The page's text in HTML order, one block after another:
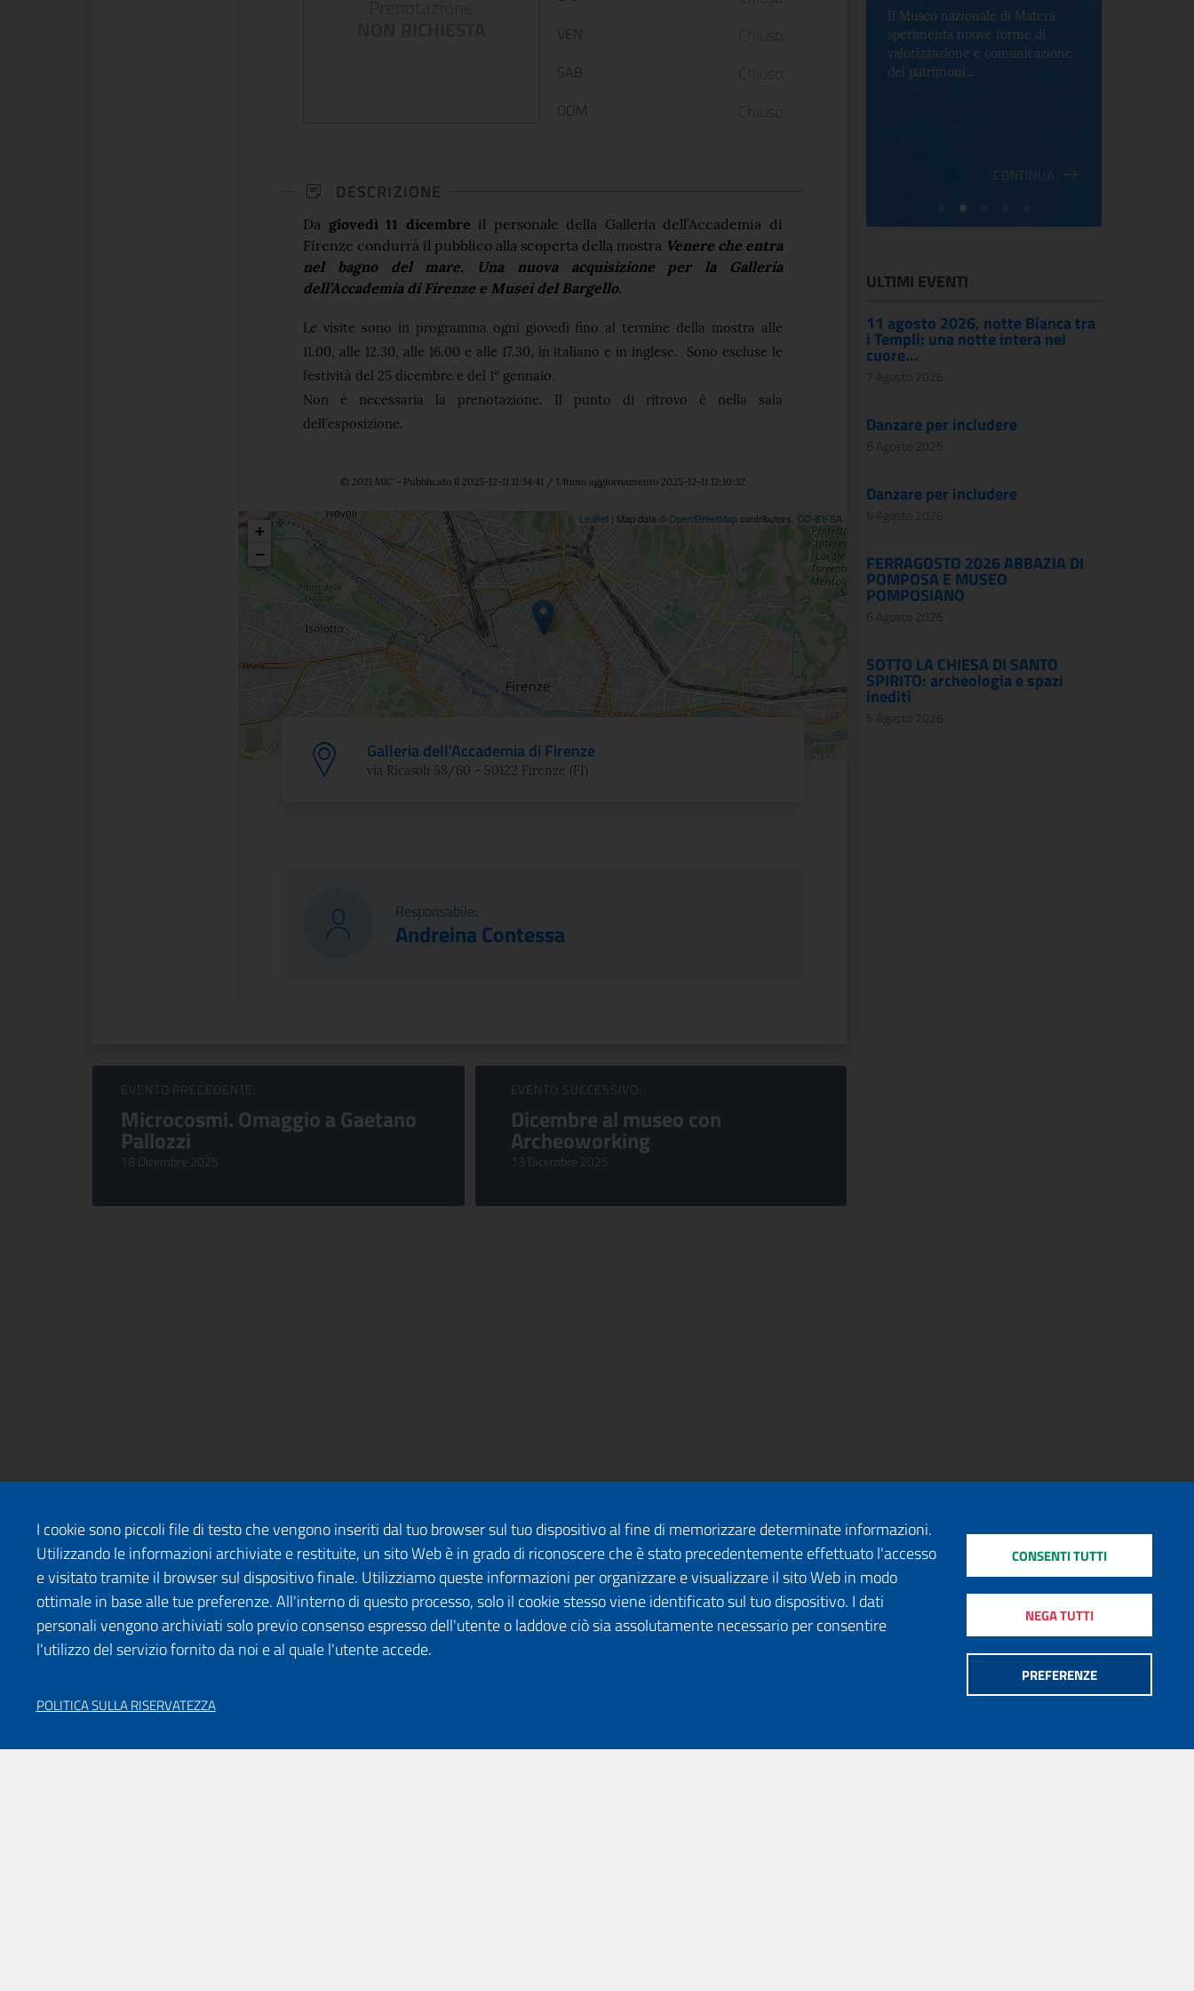
VEN
SAB
DOM
DESCRIZIONE
Da giovedì 11 dicembre il personale della Galleria dell’Accademia di
Firenze condurrà il pubblico alla scoperta della mostra Venere che entra
nel bagno del mare. Una nuova acquisizione per la Galleria
dell’Accademia di Firenze e Musei del Bargello.
Le visite sono in programma ogni giovedì fino al termine della mostra alle
11.00, alle 12.30, alle 16.00 e alle 17.30, in italiano e in inglese. Sono escluse le
festività del 25 dicembre e del 1° gennaio.
Non è necessaria la prenotazione. Il punto di ritrovo è nella sala
dell’esposizione.
© 2021 MiC - Pubblicato il 2025-12-11 11:34:41 / Ultimo aggiornamento 2025-12-11 12:10:32
Posizione
+
−
Leaflet | Map data © OpenStreetMapcontributors, CC-BY-SA
Galleria dell'Accademia di Firenze
via Ricasoli 58/60 - 50122 Firenze (FI)
Responsabile:
Andreina Contessa
Sfoglia Eventi
EVENTO PRECEDENTE:
Microcosmi. Omaggio a Gaetano
Pallozzi
18 Dicembre 2025
EVENTO SUCCESSIVO:
Dicembre al museo con
Archeoworking
13 Dicembre 2025
Le Scuderie del Quirinale
1937-1947. Capolavori salvati dalla
Il Museo nazionale di Matera
sperimenta nuove forme di
valorizzazione e comunicazione
del patrimoni...
CONTINUA
ULTIMI EVENTI
11 agosto 2026, notte Bianca tra
i Templi: una notte intera nel
cuore...
7 Agosto 2026
Danzare per includere
6 Agosto 2026
Danzare per includere
6 Agosto 2026
FERRAGOSTO 2026 ABBAZIA DI
POMPOSA E MUSEO
POMPOSIANO
6 Agosto 2026
SOTTO LA CHIESA DI SANTO
SPIRITO: archeologia e spazi
inediti
6 Agosto 2026
I cookie sono piccoli file di testo che vengono inseriti dal tuo browser sul tuo dispositivo al fine di memorizzare determinate informazioni.
Utilizzando le informazioni archiviate e restituite, un sito Web è in grado di riconoscere che è stato precedentemente effettuato l'accesso
e visitato tramite il browser sul dispositivo finale. Utilizziamo queste informazioni per organizzare e visualizzare il sito Web in modo
ottimale in base alle tue preferenze. All'interno di questo processo, solo il cookie stesso viene identificato sul tuo dispositivo. I dati
personali vengono archiviati solo previo consenso espresso dell'utente o laddove ciò sia assolutamente necessario per consentire
l'utilizzo del servizio fornito da noi e al quale l'utente accede.
POLITICA SULLA RISERVATEZZA
PREFERENZE
NEGA TUTTI
CONSENTI TUTTI